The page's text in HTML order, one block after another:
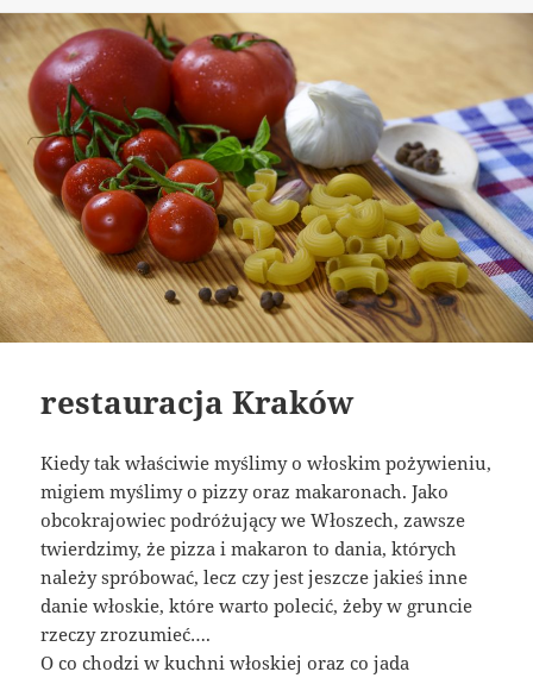
restauracja Kraków
Kiedy tak właściwie myślimy o włoskim pożywieniu,
migiem myślimy o pizzy oraz makaronach. Jako
obcokrajowiec podróżujący we Włoszech, zawsze
twierdzimy, że pizza i makaron to dania, których
należy spróbować, lecz czy jest jeszcze jakieś inne
danie włoskie, które warto polecić, żeby w gruncie
rzeczy zrozumieć….
O co chodzi w kuchni włoskiej oraz co jada